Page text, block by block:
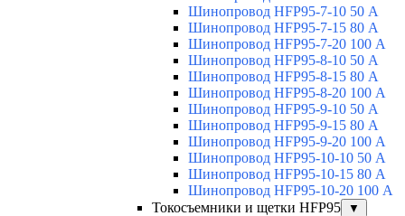
Шинопровод HFP95-7-10 50 А
Шинопровод HFP95-7-15 80 А
Шинопровод HFP95-7-20 100 А
Шинопровод HFP95-8-10 50 А
Шинопровод HFP95-8-15 80 А
Шинопровод HFP95-8-20 100 А
Шинопровод HFP95-9-10 50 А
Шинопровод HFP95-9-15 80 А
Шинопровод HFP95-9-20 100 А
Шинопровод HFP95-10-10 50 А
Шинопровод HFP95-10-15 80 А
Шинопровод HFP95-10-20 100 А
Токосъемники и щетки HFP95
▼